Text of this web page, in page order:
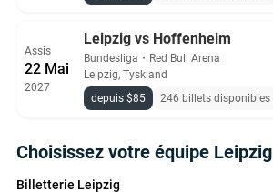
Assis
22 Mai
2027
Leipzig vs Hoffenheim
Bundesliga ・ Red Bull Arena
Leipzig, Tyskland
depuis $85
246 billets disponibles
Choisissez votre équipe Leipzig
Billetterie Leipzig